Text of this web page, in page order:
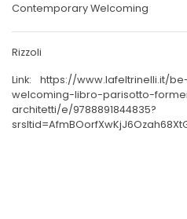
Contemporary Welcoming
Rizzoli
Link:
https://www.lafeltrinelli.it/
welcoming-libro-parisotto-
architetti/e/9788891844835?